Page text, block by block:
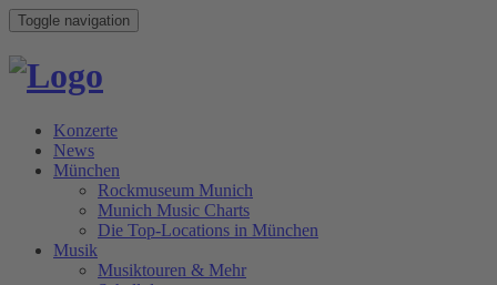
Toggle navigation
Konzerte
News
München
Rockmuseum Munich
Munich Music Charts
Die Top-Locations in München
Musik
Musiktouren & Mehr